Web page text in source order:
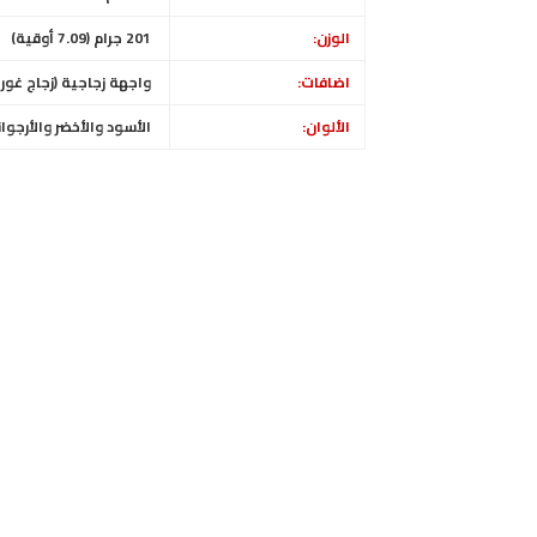
الوزن:
201 جرام (7.09 أوقية)
اضافات:
واجهة زجاجية (زجاج غوريلا 3) ، إطار بلاستيكي ، ظهر
الألوان:
الأسود والأخضر